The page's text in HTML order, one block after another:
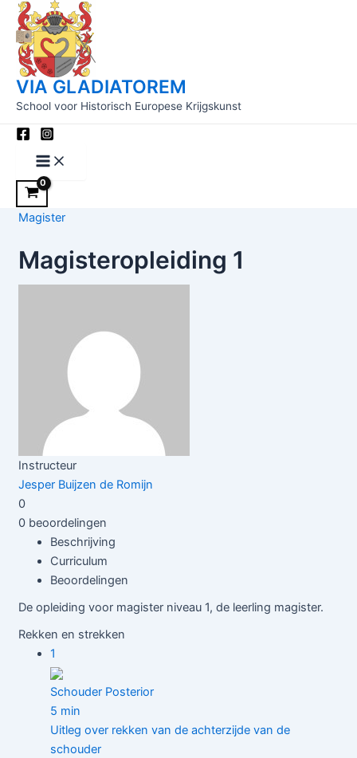
naar
inhoud
VIA GLADIATOREM
School voor Historisch Europese Krijgskunst
Main
Menu
Magister
Magisteropleiding 1
Instructeur
Jesper Buijzen de Romijn
0
0 beoordelingen
Beschrijving
Curriculum
Beoordelingen
De opleiding voor magister niveau 1, de leerling magister.
Rekken en strekken
1
Schouder Posterior
5 min
Uitleg over rekken van de achterzijde van de
schouder